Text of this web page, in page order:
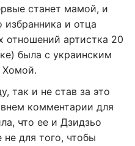
станет мамой, и
избранника и отца
отношений артистка 20
была с украинским
так и не став за это
комментарии для
что ее и Дзидзьо
не для того, чтобы